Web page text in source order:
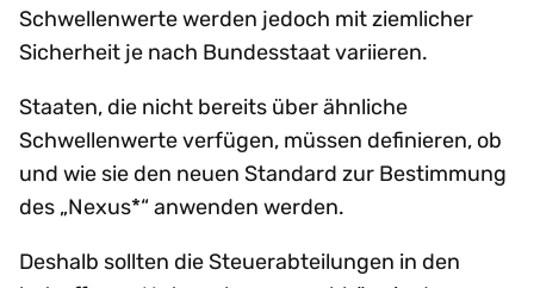
Schwellenwerte werden jedoch mit ziemlicher
Sicherheit je nach Bundesstaat variieren.
Staaten, die nicht bereits über ähnliche
Schwellenwerte verfügen, müssen definieren, ob
und wie sie den neuen Standard zur Bestimmung
des „Nexus*“ anwenden werden.
Deshalb sollten die Steuerabteilungen in den